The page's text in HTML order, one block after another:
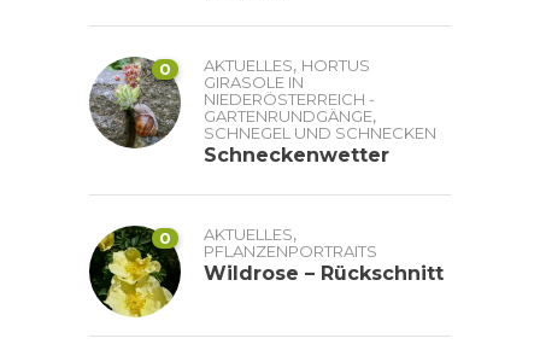
0 AKTUELLES, HORTUS
GIRASOLE IN
NIEDERÖSTERREICH -
GARTENRUNDGÄNGE,
SCHNEGEL UND SCHNECKEN
Schneckenwetter
0 AKTUELLES,
PFLANZENPORTRAITS
Wildrose – Rückschnitt